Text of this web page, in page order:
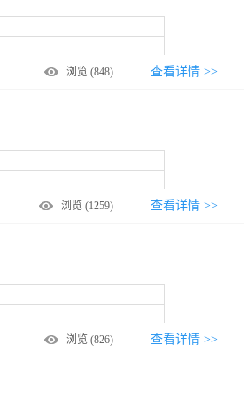
查看详情 >>
浏览 (848)
查看详情 >>
浏览 (1259)
查看详情 >>
浏览 (826)